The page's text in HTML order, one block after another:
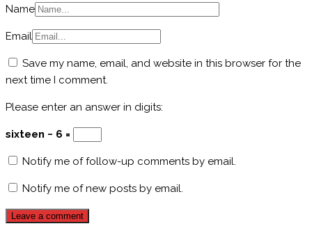
Name
Email
Save my name, email, and website in this browser for the
next time I comment.
Please enter an answer in digits:
sixteen − 6 =
Notify me of follow-up comments by email.
Notify me of new posts by email.